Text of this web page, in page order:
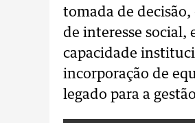
tomada de
de interesse social,
capacidade
incorporação de
legado para a